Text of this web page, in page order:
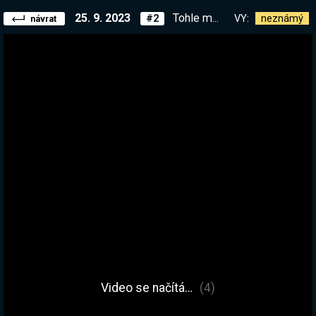
návrat 25. 9. 2023 #2 Tohle me MEGA baví! Kdo z vás je čarodejnice? ZÍTRA - MINECRAFT. RLY :D | !kniha VY: neznámý
Video se načítá… (4)